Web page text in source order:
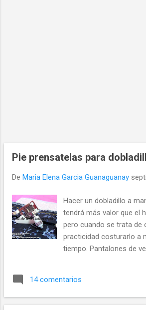
embotada, si la palanca
su sitio y si la tensión de
Pie prensatelas para
De Maria Elena Garcia Guanaguanay
Hacer un dobladillo a
tendrá más valor que el
pero cuando se trata de
practicidad costurarlo a
tiempo. Pantalones de
tipos de dobladillos
de cada prenda. Entre
14 comentarios